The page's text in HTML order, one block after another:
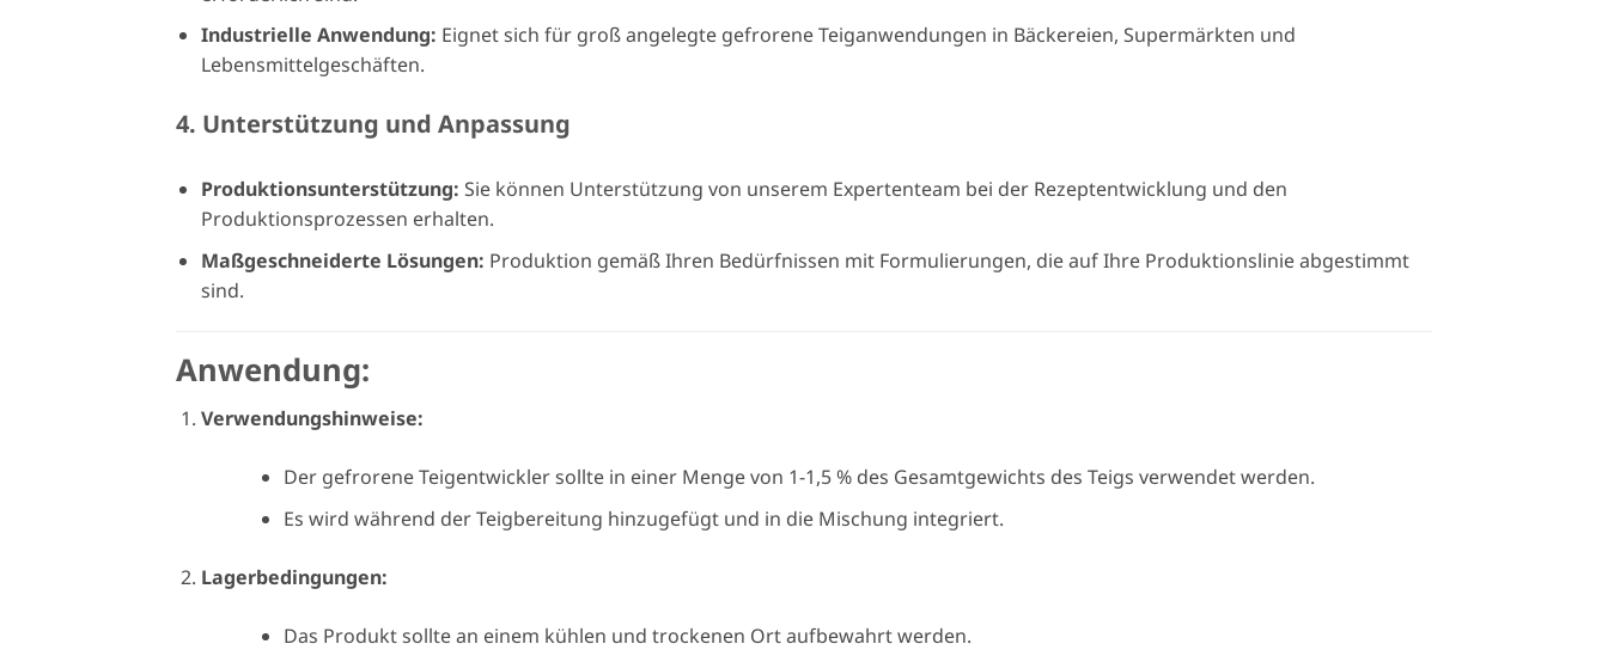
Industrielle Anwendung: Eignet sich für groß angelegte gefrorene Teiganwendungen in Bäckereien, Supermärkten und
Lebensmittelgeschäften.
4. Unterstützung und Anpassung
Produktionsunterstützung: Sie können Unterstützung von unserem Expertenteam bei der Rezeptentwicklung und den
Produktionsprozessen erhalten.
Maßgeschneiderte Lösungen: Produktion gemäß Ihren Bedürfnissen mit Formulierungen, die auf Ihre Produktionslinie abgestimmt
sind.
Anwendung:
Verwendungshinweise:
Der gefrorene Teigentwickler sollte in einer Menge von 1-1,5 % des Gesamtgewichts des Teigs verwendet werden.
Es wird während der Teigbereitung hinzugefügt und in die Mischung integriert.
Lagerbedingungen:
Das Produkt sollte an einem kühlen und trockenen Ort aufbewahrt werden.